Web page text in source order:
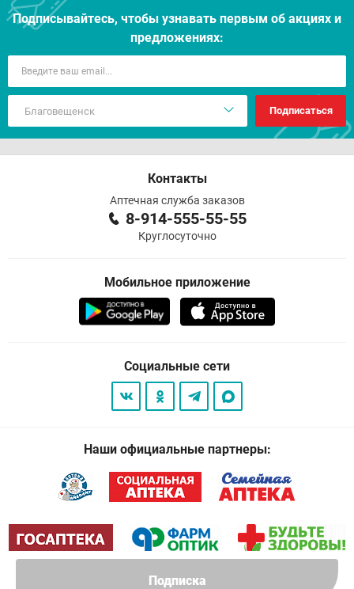
Подписка
Подписывайтесь, чтобы узнавать первым об акцияx и
предложениях:
Подписаться
Контакты
Аптечная служба заказов
8-914-555-55-55
Круглосуточно
Мобильное приложение
Социальные сети
Наши официальные партнеры: